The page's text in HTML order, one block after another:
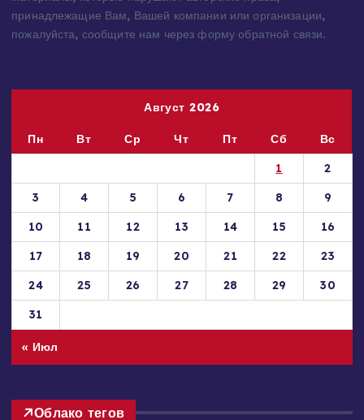
материала не несет. Если Вы обнаружили на нашем сайте
материалы, которые нарушают авторские права,
Август 2026
Сб
Вс
1
2
3
4 5 6 7 8
9
10
11 12 13 14 15
16
17
18 19 20 21 22
23
24
31